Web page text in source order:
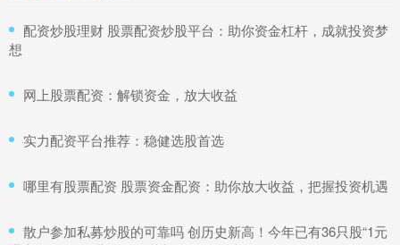
​配资炒股理财 股票配资炒股平台：助你资金杠杆，成就投资梦
想
​网上股票配资：解锁资金，放大收益
​实力配资平台推荐：稳健选股首选
​哪里有股票配资 股票资金配资：助你放大收益，把握投资机遇
​散户参加私募炒股的可靠吗 创历史新高！今年已有36只股“1元